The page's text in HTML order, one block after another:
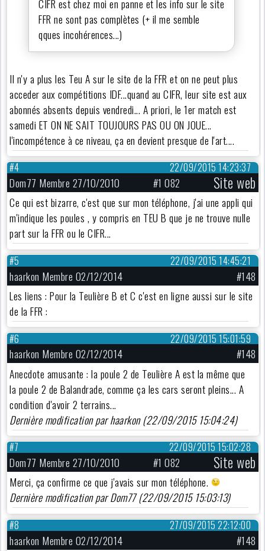
CIFR est chez moi en panne et les info sur le site
FFR ne sont pas complètes (+ il me semble
qques incohérences...)
Il n'y a plus les Teu A sur le site de la FFR et on ne peut plus
acceder aux compétitions IDF...quand au CIFR, leur site est aux
abonnés absents depuis vendredi... A priori, le 1er match est
samedi ET ON NE SAIT TOUJOURS PAS OU ON JOUE...
l'incompétence à ce niveau, ça en devient presque de l'art....
22/09/2015 14:23:37
#4
Dom77 Membre 27/10/2010 #1 082 Site web
Ce qui est bizarre, c'est que sur mon téléphone, j'ai une appli qui
m'indique les poules , y compris en TEU B que je ne trouve nulle
part sur la FFR ou le CIFR...
22/09/2015 14:45:21
#5
haarkon Membre 02/12/2014
#148
Les liens : Pour la Teulière B et C c'est en ligne aussi sur le site
de la FFR :
22/09/2015 15:01:59
#6
haarkon Membre 02/12/2014
#148
Anecdote amusante : la poule 2 de Teulière A est la même que
la poule 2 de Balandrade, comme ça les cars seront pleins... A
condition d'avoir 2 terrains...
Dernière modification par haarkon (22/09/2015 15:04:24)
22/09/2015 15:02:28
#7
Dom77 Membre 27/10/2010 #1 082 Site web
Merci, ça confirme ce que j'avais sur mon téléphone.
Dernière modification par Dom77 (22/09/2015 15:03:13)
27/09/2015 22:12:00
#8
haarkon Membre 02/12/2014
#148